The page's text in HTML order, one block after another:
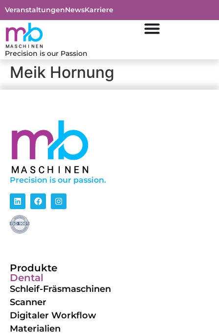
VeranstaltungenNewsKarriere
Precision is our Passion
Meik Hornung
Precision is our passion.
Produkte
Dental
Schleif-Fräsmaschinen
Scanner
Digitaler Workflow
Materialien